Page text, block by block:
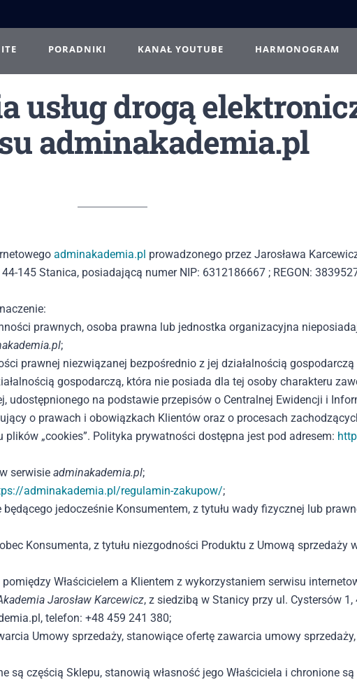
PORADNIKI KANAŁ YOUTUBE HARMONOGRAM
usług drogą
adminakademia.pl
adminakademia.pl prowadzonego przez Jarosława
145 Stanica, posiadającą numer NIP: 6312186667 ; REGON:
prawnych, osoba prawna lub jednostka organizacyjna
;
prawnej niezwiązanej bezpośrednio z jej działalnością
gospodarczą, która nie posiada dla tej osoby charakteru
udostępnionego na podstawie przepisów o Centralnej Ewidencji i
o prawach i obowiązkach Klientów oraz o procesach
„cookies”. Polityka prywatności dostępna jest pod adresem:
serwisie adminakademia.pl;
adminakademia.pl/regulamin-zakupow/;
jedocześnie Konsumentem, z tytułu wady fizycznej lub
Konsumenta, z tytułu niezgodności Produktu z Umową
Właścicielem a Klientem z wykorzystaniem serwisu
Jarosław Karcewicz, z siedzibą w Stanicy przy ul. Cystersów
telefon: +48 459 241 380;
Umowy sprzedaży, stanowiące ofertę zawarcia umowy
są częścią Sklepu, stanowią własność jego Właściciela i chronione